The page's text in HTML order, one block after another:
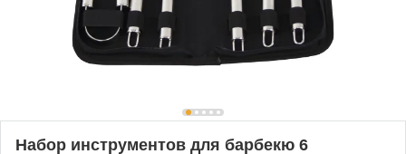
Набор инструментов для барбекю 6